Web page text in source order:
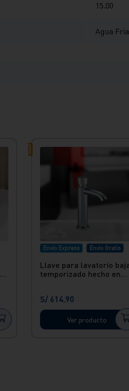
15.00
Agua Fría
Envío Express Envío Gratis
Llave para lavatorio
temporizado hecho en
S/ 614.90
Ver producto